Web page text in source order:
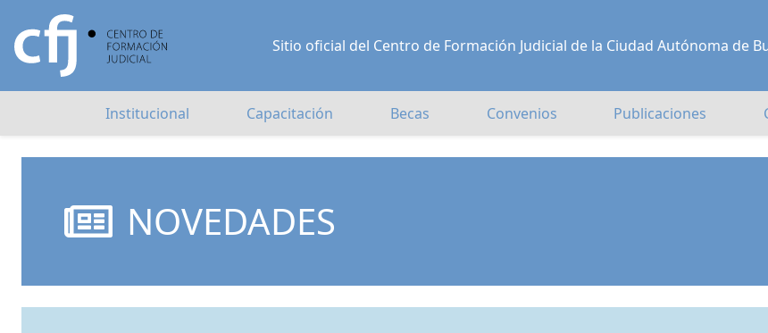
Sitio oficial del Centro de Formación Judicial de la Ciudad Autónoma de
Institucional Capacitación Becas Convenios Publicaciones
NOVEDADES